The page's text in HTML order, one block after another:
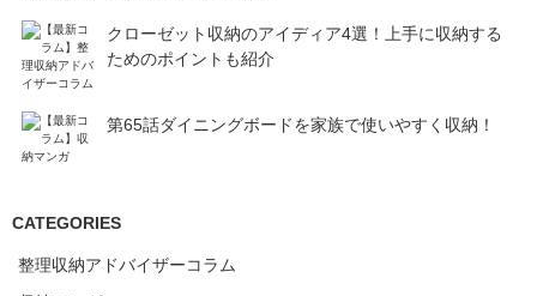
クローゼット収納のアイディア4選！上手に収納する
ためのポイントも紹介
第65話ダイニングボードを家族で使いやすく収納！
CATEGORIES
整理収納アドバイザーコラム